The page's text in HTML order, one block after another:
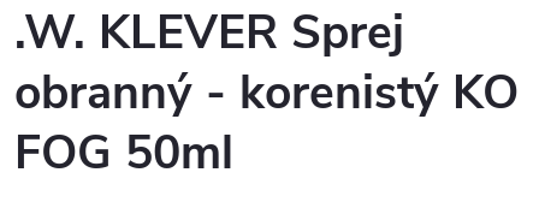
.W. KLEVER Sprej
obranný - korenistý KO
FOG 50ml